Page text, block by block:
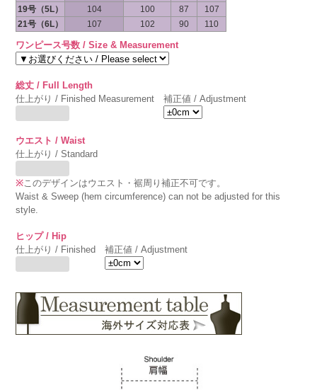
19号（5L）
104 100 87
107
21号（6L）
107 102 90 110
ワンピース号数 / Size & Measurement
総丈 / Full Length
仕上がり / Finished Measurement
補正値 / Adjustment
ウエスト / Waist
仕上がり / Standard
※このデザインはウエスト・裾周り補正不可です。
Waist & Sweep (hem circumference) can not be adjusted for this
style.
ヒップ / Hip
仕上がり / Finished
補正値 / Adjustment